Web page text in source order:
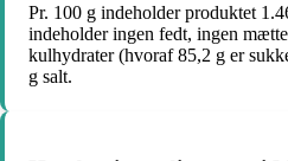
Pr. 100 g indeholder produktet
indeholder ingen fedt, ingen
kulhydrater (hvoraf 85,2 g er
g salt.